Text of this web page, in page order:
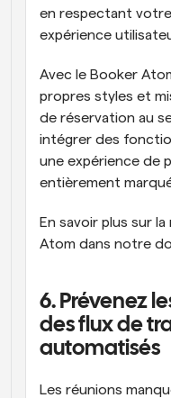
en respectant
expérience
Avec le Booker
propres styles et
de réservation au
intégrer des
une expérience de
entièrement
En savoir plus sur
Atom dans notre
6. Prévenez
des flux de
automatisés
Les réunions